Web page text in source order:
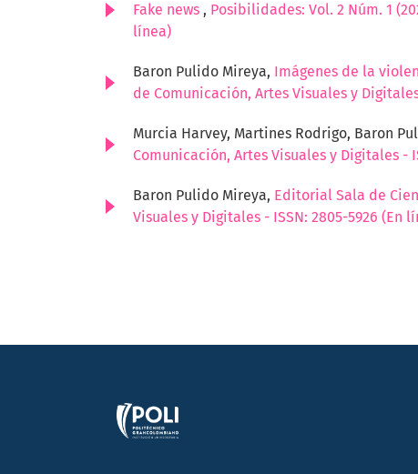
Fake news , Posibilidades: Vol. 2 Núm. 1
línea)
Baron Pulido Mireya, Imágenes de la
de Comunicación, Artes Visuales y
Murcia Harvey, Martines Rodrigo, Baron
Comunicación, Artes Visuales y Digitales -
Baron Pulido Mireya, Editorial Sala de
Visuales y Digitales - ISSN: 2805-5926 (En